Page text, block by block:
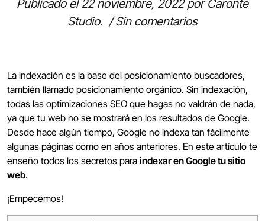
Publicado el22 noviembre, 2022porCaronte
Studio. /Sin comentarios
La indexación es la base del posicionamiento buscadores,
también llamado posicionamiento orgánico. Sin indexación,
todas las optimizaciones SEO que hagas no valdrán de nada,
ya que tu web no se mostrará en los resultados de Google.
Desde hace algún tiempo, Google no indexa tan fácilmente
algunas páginas como en años anteriores. En este artículo te
enseño todos los secretos para indexar en Google tu sitio
web.
¡Empecemos!